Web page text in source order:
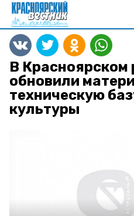
В Красноярском
обновили
техническую
культуры